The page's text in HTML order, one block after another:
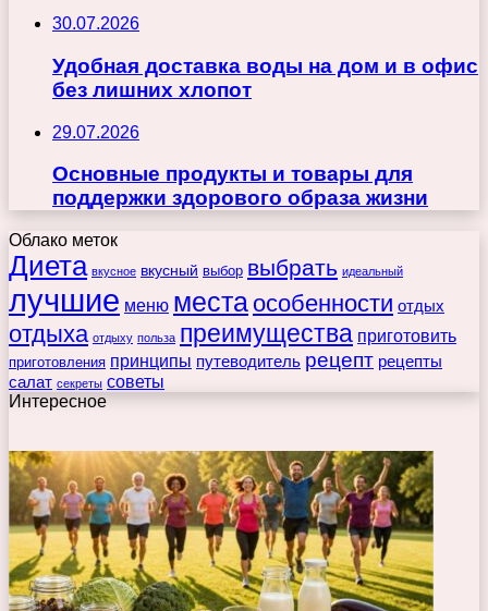
30.07.2026
Удобная доставка воды на дом и в офис
без лишних хлопот
29.07.2026
Основные продукты и товары для
поддержки здорового образа жизни
Облако меток
Диета вкусное вкусный выбор выбрать идеальный
лучшие меню места особенности отдых
отдыха отдыху польза преимущества приготовить
приготовления принципы путеводитель рецепт рецепты
салат секреты советы
Интересное